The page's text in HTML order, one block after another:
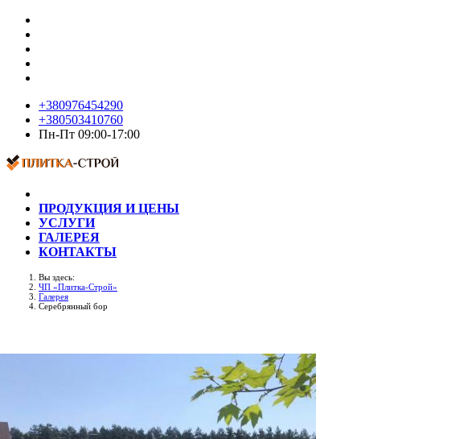
+380976454290
+380503410760
Пн-Пт 09:00-17:00
ПРОДУКЦИЯ И ЦЕНЫ
УСЛУГИ
ГАЛЕРЕЯ
КОНТАКТЫ
Вы здесь:
ЧП «Плитка-Строй»
Галерея
Серебрянный бор